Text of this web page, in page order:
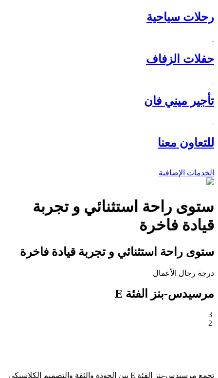
رحلات سياحية
حفلات الزفاف
تأجير ميني فان
للتعاون معنا
الخدمات الإضافية
ستوى راحة استثنائي و تجربة
قيادة فاخرة
ستوى راحة استثنائي و تجربة قيادة فاخرة
درجة رجال الأعمال
مرسيدس-بنز الفئة E
3
2
تجمع مرسيدس-بنز الفئة E بين الجودة والثقة والتصميم الكلاسيكي